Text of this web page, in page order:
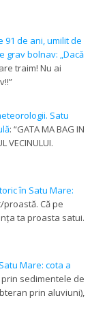
91 de ani, umilit de
grav bolnav: „Dacă
traim! Nu ai
”
Satu
: “GATA MA BAG IN
VECINULUI.
în Satu Mare:
proastă. Că pe
ta proasta satui.
Mare: cota a
sedimentele de
prin aluviuni),